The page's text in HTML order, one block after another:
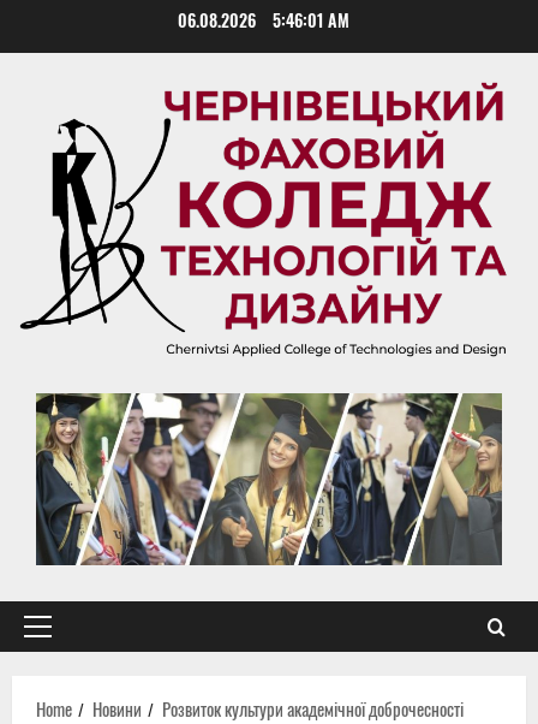
06.08.2026 5:46:02 AM
Primary
Home
Новини Розвиток культури академічної доброчесності